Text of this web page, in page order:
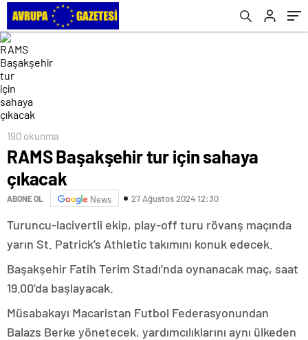
190 okunma
RAMS Başakşehir tur için sahaya
çıkacak
ABONE OL News 27 Ağustos 2024 12:30
Turuncu-lacivertli ekip, play-off turu rövanş maçında
yarın St. Patrick’s Athletic takımını konuk edecek.
Başakşehir Fatih Terim Stadı’nda oynanacak maç, saat
19.00’da başlayacak.
Müsabakayı Macaristan Futbol Federasyonundan
Balazs Berke yönetecek, yardımcılıklarını aynı ülkeden